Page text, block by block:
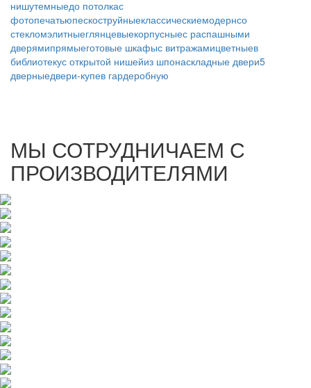
нишутемныедо потолкас
фотопечатьюпескоструйныеклассическиемодернсо
стекломэлитныеглянцевыекорпусныес распашными
дверямипрямыеготовые шкафыс витражамицветныев
библиотекус открытой нишейиз шпонаскладные двери5
дверныедвери-купев гардеробную
МЫ СОТРУДНИЧАЕМ С
ПРОИЗВОДИТЕЛЯМИ